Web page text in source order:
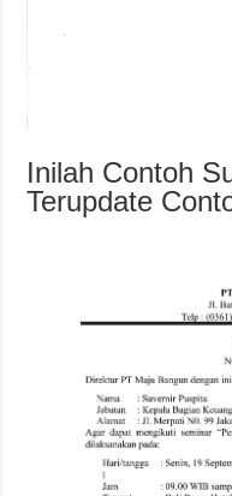
Inilah Contoh
Terupdate